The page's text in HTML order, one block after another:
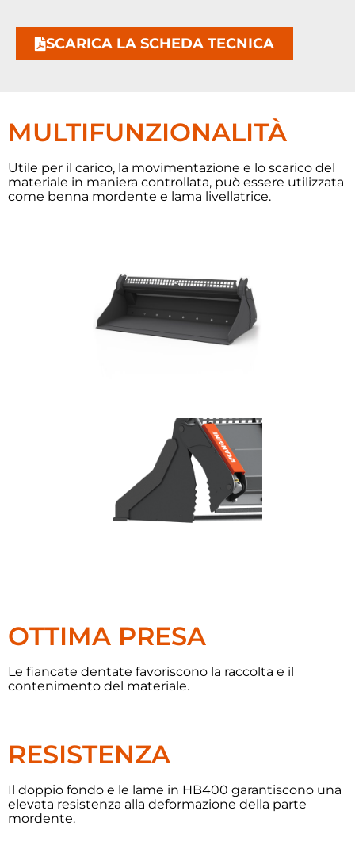
SCARICA LA SCHEDA TECNICA
MULTIFUNZIONALITÀ
Utile per il carico, la movimentazione e lo scarico del
materiale in maniera controllata, può essere utilizzata
come benna mordente e lama livellatrice.
OTTIMA PRESA
Le fiancate dentate favoriscono la raccolta e il
contenimento del materiale.
RESISTENZA
Il doppio fondo e le lame in HB400 garantiscono una
elevata resistenza alla deformazione della parte
mordente.